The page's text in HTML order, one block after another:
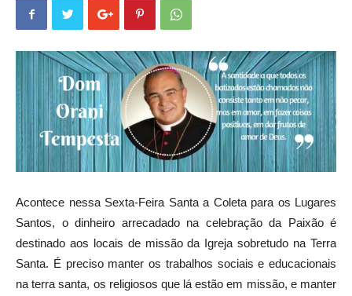
Acontece nessa Sexta-Feira Santa a Coleta para os Lugares
Santos, o dinheiro arrecadado na celebração da Paixão é
destinado aos locais de missão da Igreja sobretudo na Terra
Santa. É preciso manter os trabalhos sociais e educacionais
na terra santa, os religiosos que lá estão em missão, e manter